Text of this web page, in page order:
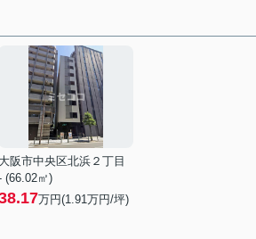
大阪市中央区北浜２丁目
(66.02㎡)
万円(1.91万円/坪)